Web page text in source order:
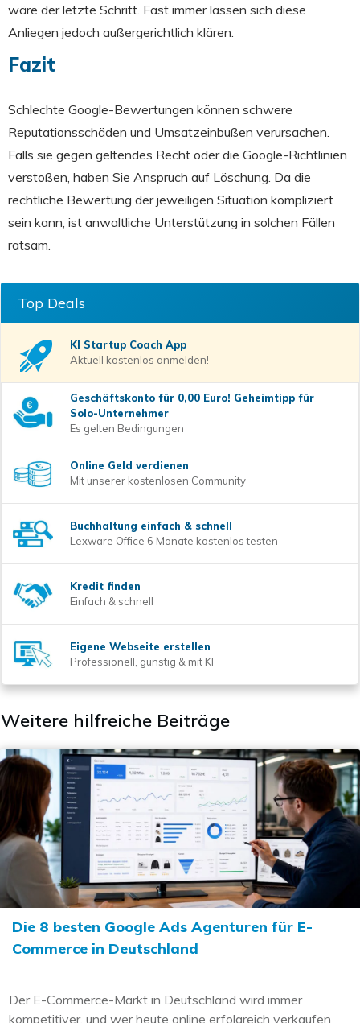
wäre der letzte Schritt. Fast immer lassen sich diese
Anliegen jedoch außergerichtlich klären.
Fazit
Schlechte Google-Bewertungen können schwere
Reputationsschäden und Umsatzeinbußen verursachen.
Falls sie gegen geltendes Recht oder die Google-Richtlinien
verstoßen, haben Sie Anspruch auf Löschung. Da die
rechtliche Bewertung der jeweiligen Situation kompliziert
sein kann, ist anwaltliche Unterstützung in solchen Fällen
ratsam.
Top Deals
KI Startup Coach App
Aktuell kostenlos anmelden!
Geschäftskonto für 0,00 Euro! Geheimtipp für
Solo-Unternehmer
Es gelten Bedingungen
Online Geld verdienen
Mit unserer kostenlosen Community
Buchhaltung einfach & schnell
Lexware Office 6 Monate kostenlos testen
Kredit finden
Einfach & schnell
Eigene Webseite erstellen
Professionell, günstig & mit KI
Weitere hilfreiche Beiträge
Die 8 besten Google Ads Agenturen für E-
Commerce in Deutschland
Der E-Commerce-Markt in Deutschland wird immer
kompetitiver, und wer heute online erfolgreich verkaufen